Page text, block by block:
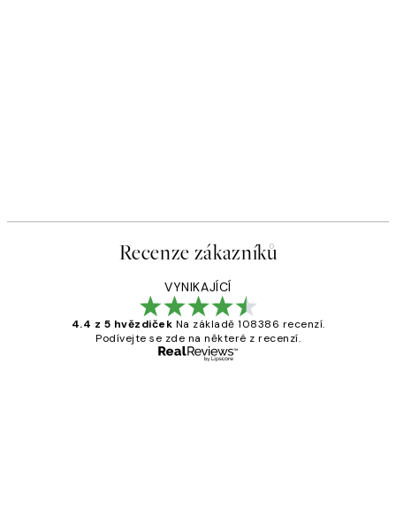
Recenze zákazníků
VYNIKAJÍCÍ
4.4 z 5 hvězdiček Na základě 108386 recenzí.
Podívejte se zde na některé z recenzí.